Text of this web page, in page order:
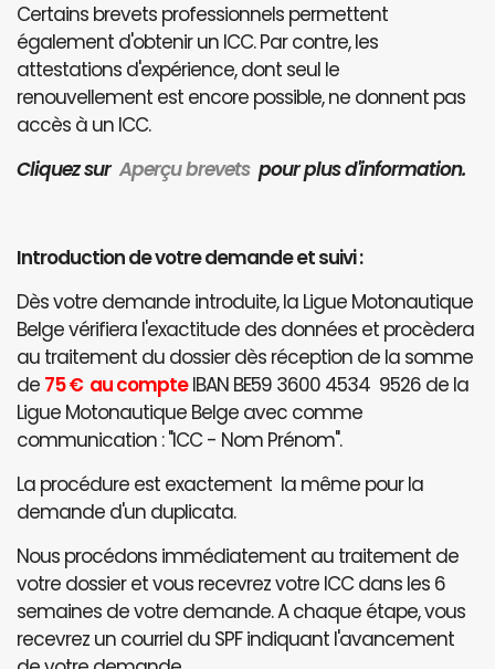
Certains brevets professionnels permettent
également d'obtenir un ICC. Par contre, les
attestations d'expérience, dont seul le
renouvellement est encore possible, ne donnent pas
accès à un ICC.
Cliquez surAperçu brevets pour plus d'information.
Introduction de votre demande et suivi :
Dès votre demande introduite, la Ligue Motonautique
Belge vérifiera l'exactitude des données et procèdera
au traitement du dossier dès réception de la somme
de 75 € au compteIBAN BE59 3600 4534 9526 de la
Ligue Motonautique Belge avec comme
communication : "ICC - Nom Prénom".
La procédure est exactement la même pour la
demande d'un duplicata.
Nous procédons immédiatement au traitement de
votre dossier et vous recevrez votre ICC dans les 6
semaines de votre demande. A chaque étape, vous
recevrez un courriel du SPF indiquant l'avancement